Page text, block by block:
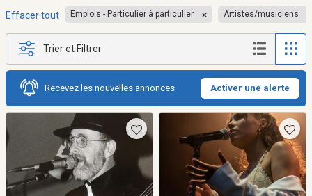
Effacer tout Emplois - Particulier à particulier Artistes/musiciens
Trier et Filtrer
Recevez les nouvelles annonces Activer une alerte